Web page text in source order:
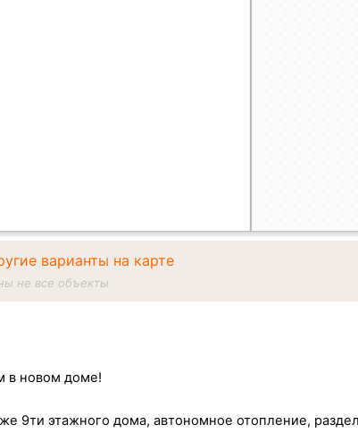
варианты на карте
не все объекты
в новом доме!
9ти этажного дома, автономное отопление,